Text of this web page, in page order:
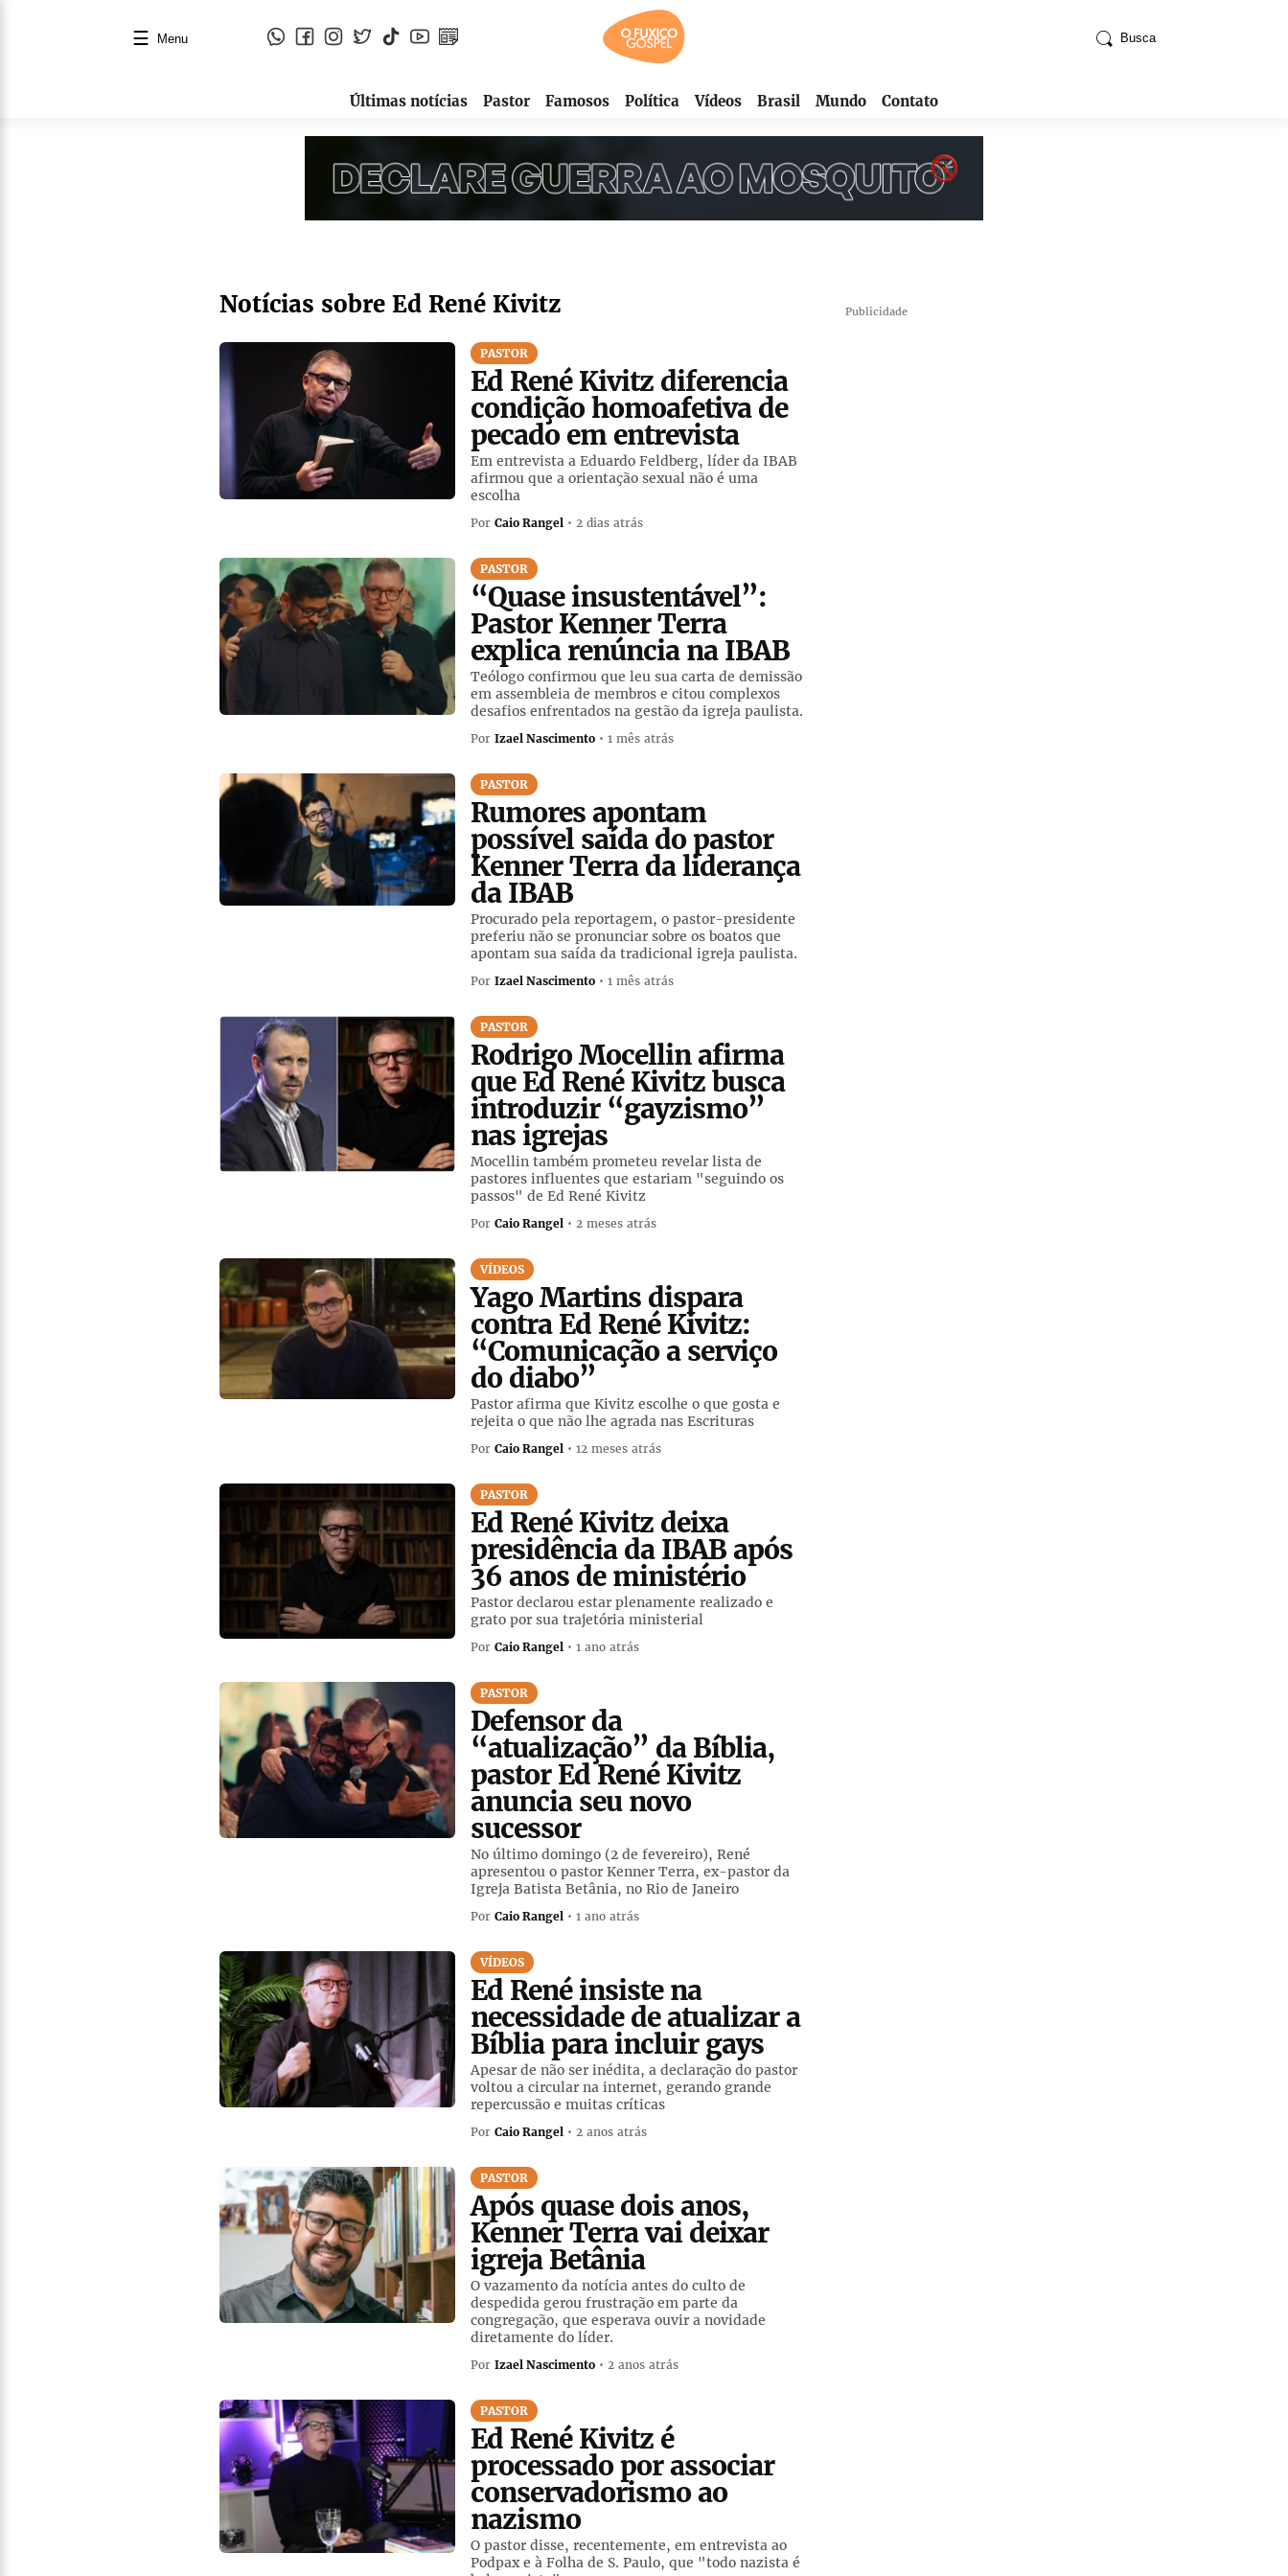
☰ Menu Busca
Últimas notícias Pastor Famosos Política Vídeos Brasil Mundo Contato
Notícias sobre Ed René Kivitz
PASTOR
Ed René Kivitz diferencia
condição homoafetiva de
pecado em entrevista
Em entrevista a Eduardo Feldberg, líder da IBAB
afirmou que a orientação sexual não é uma
escolha
PorCaio Rangel • 2 dias atrás
PASTOR
“Quase insustentável”:
Pastor Kenner Terra
explica renúncia na IBAB
Teólogo confirmou que leu sua carta de demissão
em assembleia de membros e citou complexos
desafios enfrentados na gestão da igreja paulista.
PorIzael Nascimento • 1 mês atrás
PASTOR
Rumores apontam
possível saída do pastor
Kenner Terra da liderança
da IBAB
Procurado pela reportagem, o pastor-presidente
preferiu não se pronunciar sobre os boatos que
apontam sua saída da tradicional igreja paulista.
PorIzael Nascimento • 1 mês atrás
PASTOR
Rodrigo Mocellin afirma
que Ed René Kivitz busca
introduzir “gayzismo”
nas igrejas
Mocellin também prometeu revelar lista de
pastores influentes que estariam "seguindo os
passos" de Ed René Kivitz
PorCaio Rangel • 2 meses atrás
VÍDEOS
Yago Martins dispara
contra Ed René Kivitz:
“Comunicação a serviço
do diabo”
Pastor afirma que Kivitz escolhe o que gosta e
rejeita o que não lhe agrada nas Escrituras
PorCaio Rangel • 12 meses atrás
PASTOR
Ed René Kivitz deixa
presidência da IBAB após
36 anos de ministério
Pastor declarou estar plenamente realizado e
grato por sua trajetória ministerial
PorCaio Rangel • 1 ano atrás
PASTOR
Defensor da
“atualização” da Bíblia,
pastor Ed René Kivitz
anuncia seu novo
sucessor
No último domingo (2 de fevereiro), René
apresentou o pastor Kenner Terra, ex-pastor da
Igreja Batista Betânia, no Rio de Janeiro
PorCaio Rangel • 1 ano atrás
VÍDEOS
Ed René insiste na
necessidade de atualizar a
Bíblia para incluir gays
Apesar de não ser inédita, a declaração do pastor
voltou a circular na internet, gerando grande
repercussão e muitas críticas
PorCaio Rangel • 2 anos atrás
PASTOR
Após quase dois anos,
Kenner Terra vai deixar
igreja Betânia
O vazamento da notícia antes do culto de
despedida gerou frustração em parte da
congregação, que esperava ouvir a novidade
diretamente do líder.
PorIzael Nascimento • 2 anos atrás
PASTOR
Ed René Kivitz é
processado por associar
conservadorismo ao
nazismo
O pastor disse, recentemente, em entrevista ao
Podpax e à Folha de S. Paulo, que "todo nazista é
Publicidade